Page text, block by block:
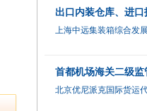
出口内装仓库、进口
上海中远集装箱综合发
首都机场海关二级监
北京优尼派克国际货运